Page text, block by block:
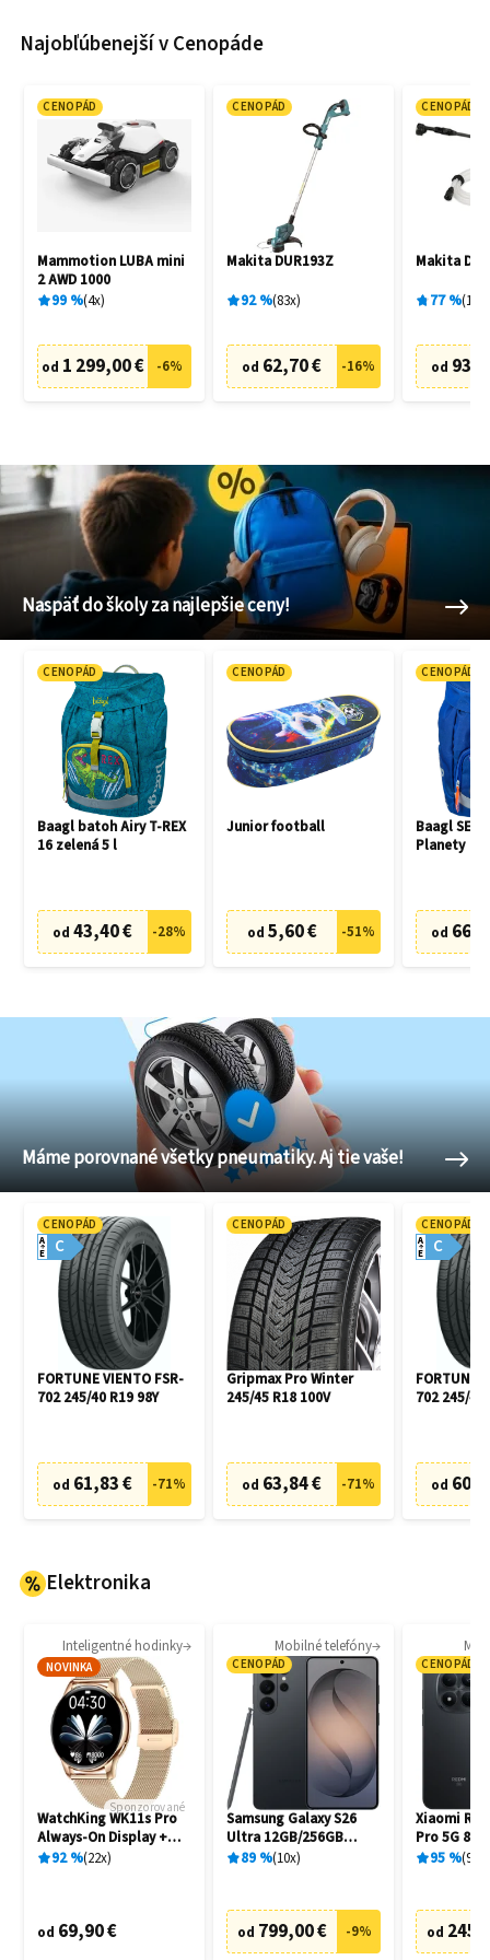
Najobľúbenejší v Cenopáde
CENOPÁD
Mammotion LUBA mini
2 AWD 1000
99% 4x
od 1 299,00 € -6%
CENOPÁD
Makita DUR193Z
92% 83x
od 62,70 € -16%
CENOPÁD
Makita
77% 19
od
Naspäť do školy za najlepšie ceny!
CENOPÁD
Baagl batoh Airy T-REX
16 zelená 5 l
od 43,40 € -28%
CENOPÁD
Junior football
od 5,60 € -51%
CENOPÁD
Baagl SET
Planety
od
Máme porovnané všetky pneumatiky. Aj tie vaše!
CENOPÁD
C
A
E
FORTUNE VIENTO FSR-
702 245/40 R19 98Y
od 61,83 € -71%
CENOPÁD
Gripmax Pro Winter
245/45 R18 100V
od 63,84 € -71%
CENOPÁD
C
A
E
FORTUNE
702 245/45
od
Elektronika
Inteligentné hodinky
NOVINKA
Sponzorované
WatchKing WK11s Pro
Always-On Display +
Extra remienok
92% 22x
od 69,90 €
Mobilné telefóny
CENOPÁD
Samsung Galaxy S26
Ultra 12GB/256GB
S948B Black
89% 10x
od 799,00 € -9%
CENOPÁD
Xiaomi
Pro 5G
Black
95% 94
od